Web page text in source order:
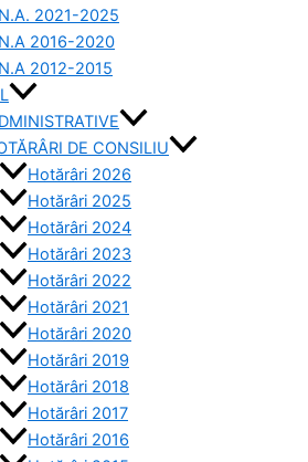
2021-2025
2016-2020
2012-2015
DE CONSILIU
Hotărâri 2026
Hotărâri 2025
Hotărâri 2024
Hotărâri 2023
Hotărâri 2022
Hotărâri 2021
Hotărâri 2020
Hotărâri 2019
Hotărâri 2018
Hotărâri 2017
Hotărâri 2016